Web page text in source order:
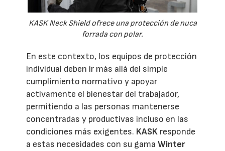
KASK Neck Shield ofrece una protección de nuca
forrada con polar.
En este contexto, los equipos de protección
individual deben ir más allá del simple
cumplimiento normativo y apoyar
activamente el bienestar del trabajador,
permitiendo a las personas mantenerse
concentradas y productivas incluso en las
condiciones más exigentes. KASK responde
a estas necesidades con su gamaWinter